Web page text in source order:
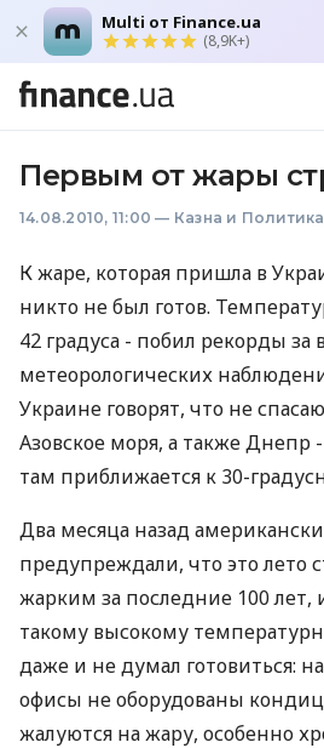
Multi от Finance.ua
(8,9K+)
Первым от жары
14.08.2010, 11:00 — Казна и Политика
К жаре, которая пришла в
никто не был готов.
42 градуса - побил рекорды за
метеорологических
Украине говорят, что не
Азовское моря, а также Днепр
там приближается к 30-
Два месяца назад
предупреждали, что это лето
жарким за последние 100 лет,
такому высокому
даже и не думал готовиться:
офисы не оборудованы
жалуются на жару, особенно